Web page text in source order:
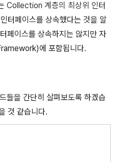
Collection 계층의 최상위 인터
터페이스를 상속했다는 것을 알
이스를 상속하지는 않지만 자
에 포함됩니다.
들을 간단히 살펴보도록 하겠습
것 같습니다.